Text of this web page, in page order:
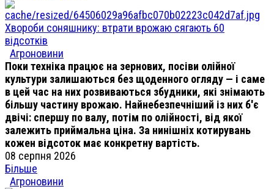
Хвороби соняшнику: втрати врожаю сягають 60
відсотків
Агроновини
Поки техніка працює на зернових, посіви олійної
культури залишаються без щоденного огляду — і саме
в цей час на них розвиваються збудники, які знімають
більшу частину врожаю. Найнебезпечніший із них б'є
двічі: спершу по валу, потім по олійності, від якої
залежить приймальна ціна. За нинішніх котирувань
кожен відсоток має конкретну вартість.
08 серпня 2026
Більше
Агроновини